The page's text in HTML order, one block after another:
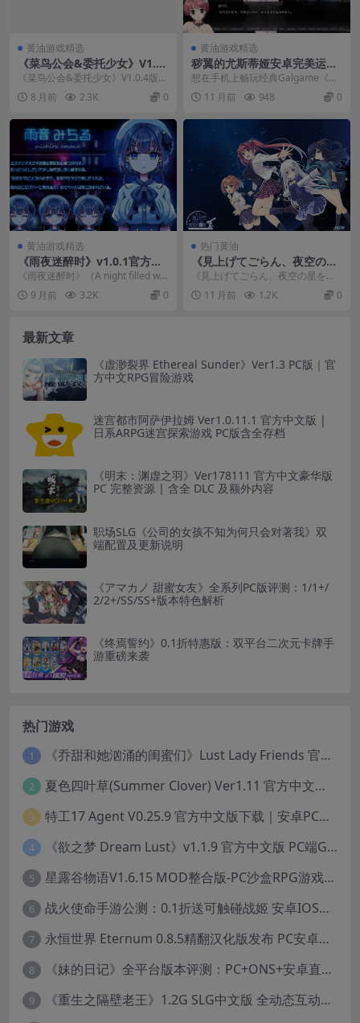
黄油游戏精选
《菜鸟公会&委托少女》V1.0.
4 PC版｜官方中文养成RPG游
戏下载
《菜鸟公会&委托少女》V1.0.4版本
现已正式发布！这款PC平台独占
的...8 月前 2.3K 0
黄油游戏精选
秽翼的尤斯蒂娅安卓完美运行
教程 Tyranor模拟器配置指南
想在手机上畅玩经典Galgame《秽
翼的尤斯蒂娅》（脏翅膀）吗？这
款August...
11 月前 948 0
黄油游戏精选
《雨夜迷醉时》v1.0.1官方中
文版发布：PC/安卓双平台620
MB沉浸式视觉小说
《雨夜迷醉时》（A night filled wit
h the sound of...
9 月前 3.2K 0
热门黄油
《見上げてごらん、夜空の星
を》PC版完整评测：天文主题
《見上げてごらん、夜空の星を》
（中译《仰望夜空的星辰》）是Fen
g社倾力打造的天...
11 月前 1.2K 0
最新文章
《虚渺裂界 Ethereal Sunder》Ver1.3 PC版｜官
方中文RPG冒险游戏
迷宫都市阿萨伊拉姆 Ver1.0.11.1 官方中文版 |
日系ARPG迷宫探索游戏 PC版含全存档
《明末：渊虚之羽》Ver178111 官方中文豪华版
PC 完整资源 | 含全 DLC 及额外内容
职场SLG《公司的女孩不知为何只会对著我》双
端配置及更新说明
《アマカノ 甜蜜女友》全系列PC版评测：1/1+/
2/2+/SS/SS+版本特色解析
《终焉誓约》0.1折特惠版：双平台二次元卡牌手
游重磅来袭
热门游戏
1 《乔甜和她汹涌的闺蜜们》Lust Lady Friends 官方中文版 SLG模拟经营游戏｜角色情感互动｜动态画面
2 夏色四叶草(Summer Clover) Ver1.11 官方中文版：全CG无修+动态互动SLG游戏下载
3 特工17 Agent V0.25.9 官方中文版下载｜安卓PC双端｜附存档赞助码
4 《欲之梦 Dream Lust》v1.1.9 官方中文版 PC端Galgame推荐
5 星露谷物语V1.6.15 MOD整合版-PC沙盒RPG游戏STEAM官中+200款美化MOD
6 战火使命手游公测：0.1折送可触碰战姬 安卓IOS双端互通中文版
7 永恒世界 Eternum 0.8.5精翻汉化版发布 PC安卓双端 SLG游戏
8 《妹的日记》全平台版本评测：PC+ONS+安卓直装养成游戏体验
9
《重生之隔壁老王》1.2G SLG中文版 全动态互动冒险游戏